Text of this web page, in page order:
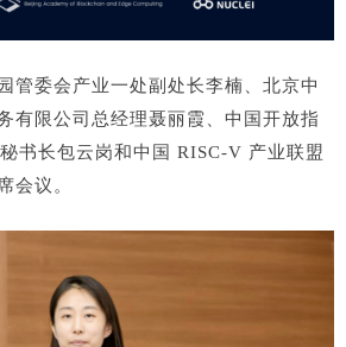
管委会产业一处副处长李楠、北京中
有限公司总经理聂丽霞、中国开放指
书长包云岗和中国 RISC-V 产业联盟
会议。